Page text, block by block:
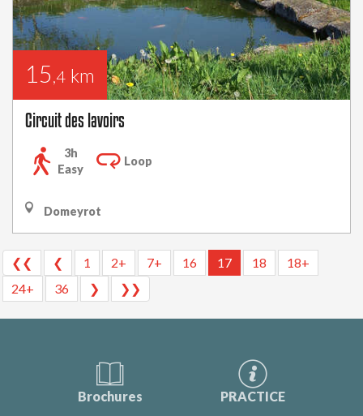
15,4 km
Circuit des lavoirs
3h
Easy
Loop
Domeyrot
❮❮ ❮ 1 2+ 7+ 16 17 18
18+
24+
36 ❯ ❯❯
Brochures PRACTICE